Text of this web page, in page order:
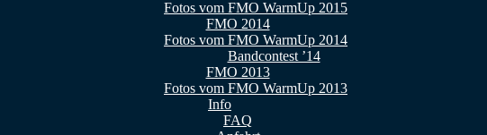
Fotos vom FMO WarmUp 2015
FMO 2014
Fotos vom FMO WarmUp 2014
Bandcontest ’14
FMO 2013
Fotos vom FMO WarmUp 2013
Info
FAQ